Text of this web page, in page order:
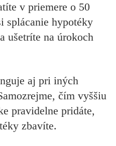
v priemere o 50
splácanie hypotéky
a ušetríte na úrokoch
aj pri iných
čím vyššiu
pravidelne pridáte,
zbavíte.